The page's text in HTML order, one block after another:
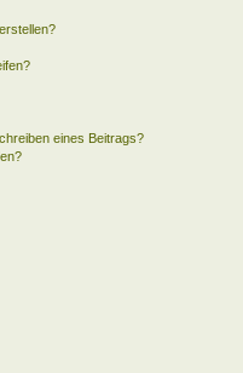
eines Beitrags?